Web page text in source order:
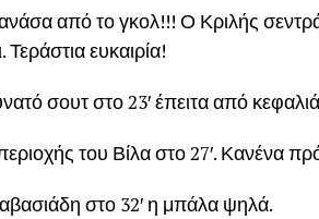
από το γκολ!!! Ο Κριλής
Τεράστια ευκαιρία!
σουτ στο 23′ έπειτα από
του Βίλα στο 27′. Κανένα
στο 32′ η μπάλα ψηλά.